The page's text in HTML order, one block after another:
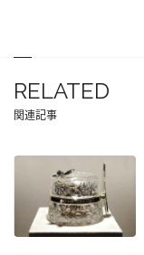
RELATED
関連記事